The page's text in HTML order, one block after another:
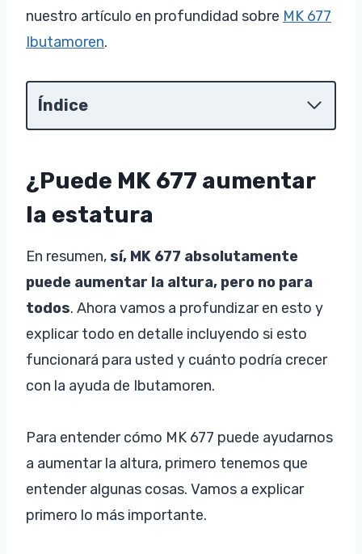
nuestro artículo en profundidad sobre MK 677
Ibutamoren.
Índice
¿Puede MK 677 aumentar
la estatura
En resumen,sí, MK 677 absolutamente
puede aumentar la altura, pero no para
todos. Ahora vamos a profundizar en esto y
explicar todo en detalle incluyendo si esto
funcionará para usted y cuánto podría crecer
con la ayuda de Ibutamoren.
Para entender cómo MK 677 puede ayudarnos
a aumentar la altura, primero tenemos que
entender algunas cosas. Vamos a explicar
primero lo más importante.